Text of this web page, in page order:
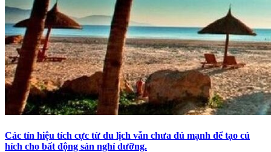
Các tín hiệu tích cực từ du lịch vẫn chưa đủ mạnh để tạo cú
hích cho bất động sản nghỉ dưỡng.